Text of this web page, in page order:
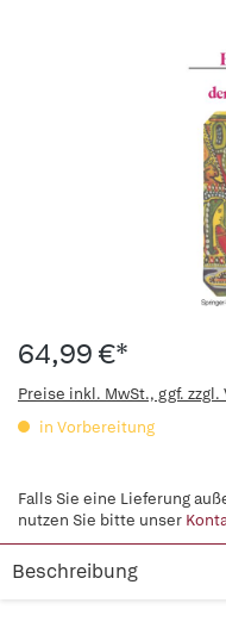
64,99 €*
Preise inkl. MwSt., ggf.
in Vorbereitung
Falls Sie eine Lieferung
nutzen Sie bitte unser
Beschreibung